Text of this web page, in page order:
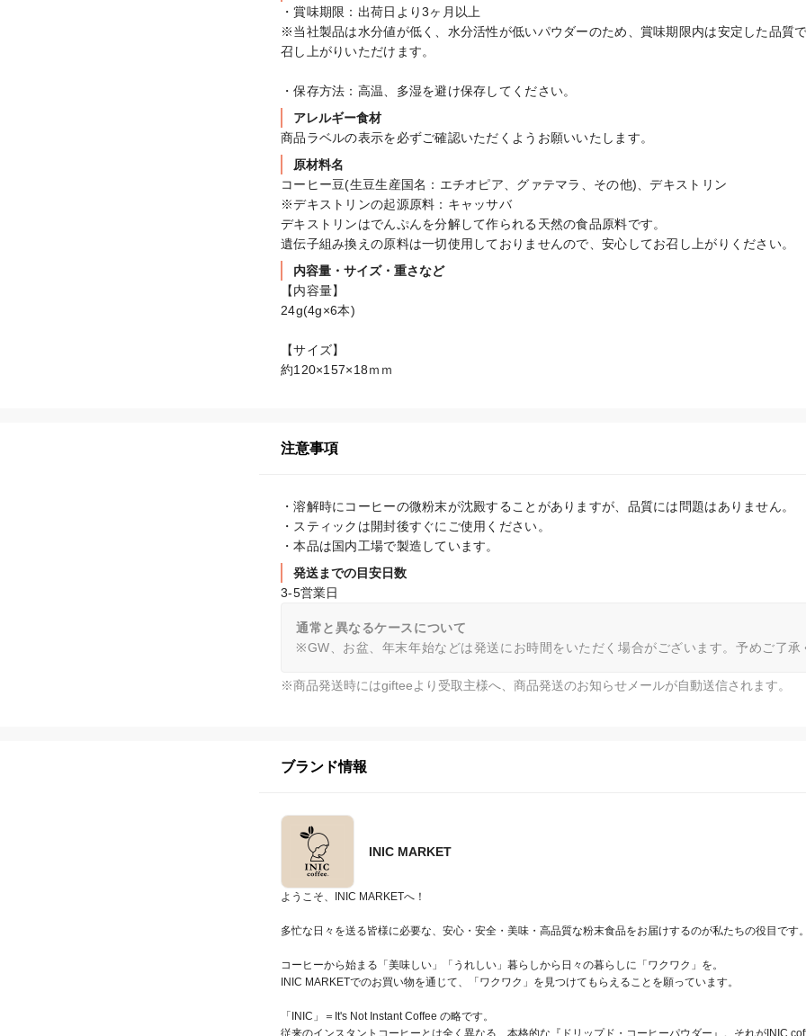
・賞味期限：出荷日より3ヶ月以上
※当社製品は水分値が低く、水分活性が低いパウダーのため、賞味期限内は安定した品質
召し上がりいただけます。
・保存方法：高温、多湿を避け保存してください。
アレルギー食材
商品ラベルの表示を必ずご確認いただくようお願いいたします。
原材料名
コーヒー豆(生豆生産国名：エチオピア、グァテマラ、その他)、デキストリン
※デキストリンの起源原料：キャッサバ
デキストリンはでんぷんを分解して作られる天然の食品原料です。
遺伝子組み換えの原料は一切使用しておりませんので、安心してお召し上がりください。
内容量・サイズ・重さなど
【内容量】
24g(4g×6本)
【サイズ】
約120×157×18ｍｍ
注意事項
・溶解時にコーヒーの微粉末が沈殿することがありますが、品質には問題はありません。
・スティックは開封後すぐにご使用ください。
・本品は国内工場で製造しています。
発送までの目安日数
3-5営業日
通常と異なるケースについて
※GW、お盆、年末年始などは発送にお時間をいただく場合がございます。予めご了承
※商品発送時にはgifteeより受取主様へ、商品発送のお知らせメールが自動送信されます。
ブランド情報
INIC MARKET
ようこそ、INIC MARKETへ！
多忙な日々を送る皆様に必要な、安心・安全・美味・高品質な粉末食品をお届けするのが私たちの役目です。
コーヒーから始まる「美味しい」「うれしい」暮らしから日々の暮らしに「ワクワク」を。
INIC MARKETでのお買い物を通じて、「ワクワク」を見つけてもらえることを願っています。
「INIC」＝It's Not Instant Coffee の略です。
従来のインスタントコーヒーとは全く異なる、本格的な『ドリップド・コーヒーパウダー』。それがINIC